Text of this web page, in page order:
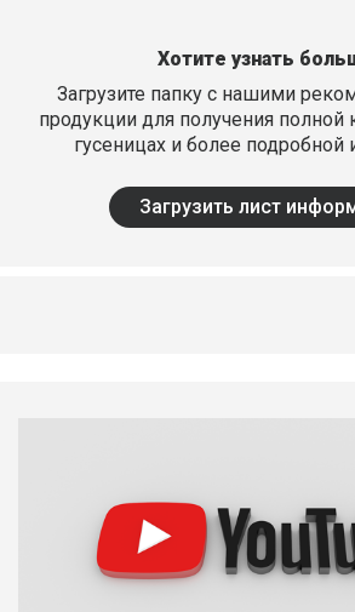
Хотите узнать
Загрузите папку с нашими
продукции для получения полной
гусеницах и более
Загрузить лист